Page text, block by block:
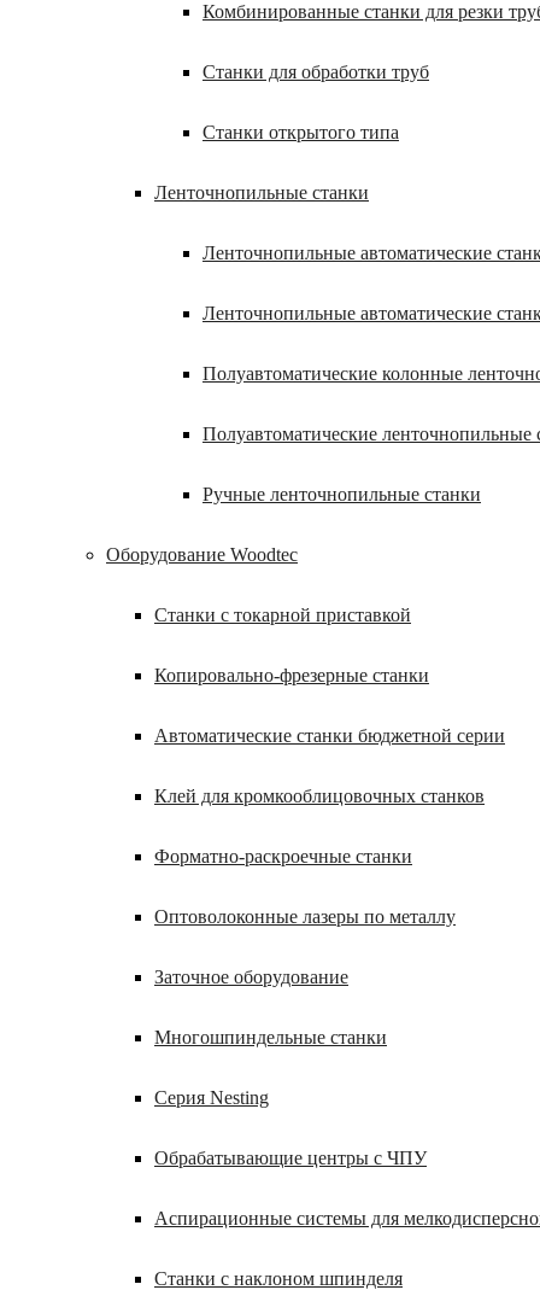
Комбинированные станки для резки
Станки для обработки труб
Станки открытого типа
Ленточнопильные станки
Ленточнопильные автоматические
Ленточнопильные автоматические
Полуавтоматические колонные
Полуавтоматические ленточнопильные
Ручные ленточнопильные станки
Оборудование Woodtec
Станки с токарной приставкой
Копировально-фрезерные станки
Автоматические станки бюджетной серии
Клей для кромкооблицовочных станков
Форматно-раскроечные станки
Оптоволоконные лазеры по металлу
Заточное оборудование
Многошпиндельные станки
Серия Nesting
Обрабатывающие центры с ЧПУ
Аспирационные системы для
Станки с наклоном шпинделя